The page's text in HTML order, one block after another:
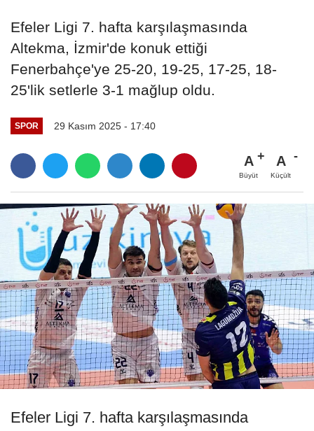
Efeler Ligi 7. hafta karşılaşmasında
Altekma, İzmir'de konuk ettiği
Fenerbahçe'ye 25-20, 19-25, 17-25, 18-
25'lik setlerle 3-1 mağlup oldu.
SPOR 29 Kasım 2025 - 17:40
A
Büyüt
A
Küçült
Efeler Ligi 7. hafta karşılaşmasında